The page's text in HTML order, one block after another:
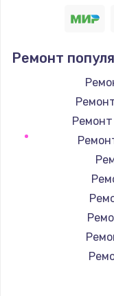
Замена /
Ремонт